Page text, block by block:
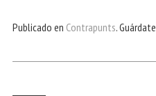
bo er ts
p
gr
m
Publicado en Contrapunts.